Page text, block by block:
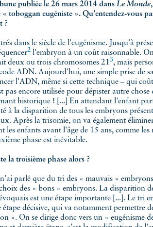
publiée le 26 mars 2014 dans Le Monde
« toboggan eugéniste ». Qu'entendez‑vous
?
dans le siècle de l'eugénisme. Jusqu'à
2 l'embryon à un coût raisonnable.
deux ou trois chromosomes 213, mais
ADN. Aujourd'hui, une simple prise de sang
l'ADN, même si cette technique – qui coûte
encore utilisée pour dépister autre chose que la trisomie
! [...] En attendant l'enfant parfait, on va donc
disparition de tous les embryons présentant des
Après la trisomie, on va également éliminer toutes
enfants avant l'âge de 15 ans, comme les myopathies
phase est inévitable.
la troisième phase alors ?
parlé que du tri des « mauvais » embryons.
des « bons » embryons. La disparition des
est une étape importante [...]. Le tri
décisive, qui va notamment permettre de choisir le
». On se dirige donc vers un « eugénisme